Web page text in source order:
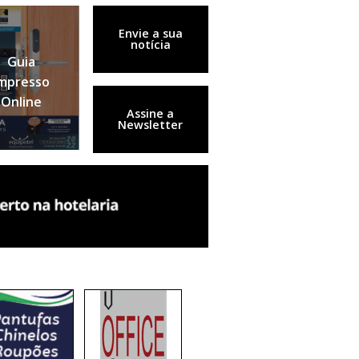
Guia
Online
Envie a sua
notícia
Assine a
Newsletter